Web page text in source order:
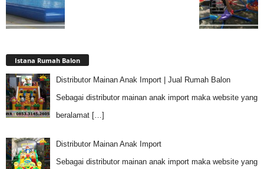
Istana Rumah Balon
Distributor Mainan Anak Import | Jual Rumah Balon
Sebagai distributor mainan anak import maka website yang
beralamat […]
Distributor Mainan Anak Import
Sebagai distributor mainan anak import maka website yang